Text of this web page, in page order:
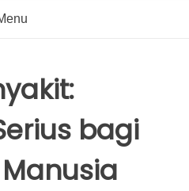
bagi